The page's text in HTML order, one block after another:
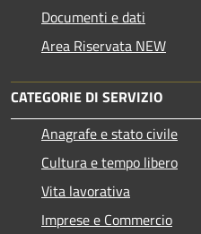
Documenti e dati
Area Riservata NEW
CATEGORIE DI SERVIZIO
Anagrafe e stato civile
Cultura e tempo libero
Vita lavorativa
Imprese e Commercio